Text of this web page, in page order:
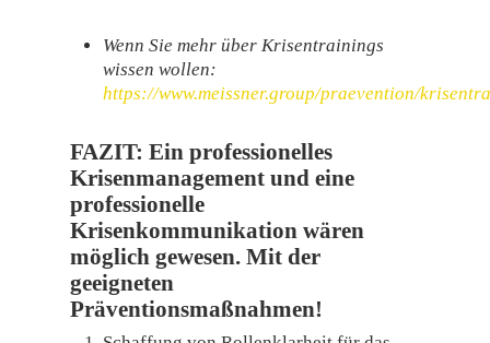
Wenn Sie mehr über Krisentrainings
wissen wollen:
https://www.meissner.group/praevention/
FAZIT:Ein professionelles
Krisenmanagement und eine
professionelle
Krisenkommunikation wären
möglich gewesen. Mit der
geeigneten
Präventionsmaßnahmen!